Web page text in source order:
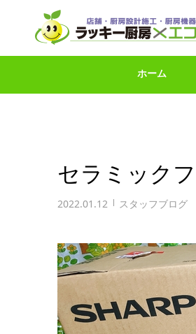
ホーム
セラミック
2022.01.12 スタッフブログ